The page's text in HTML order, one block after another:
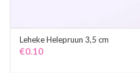
Leheke Helepruun 3,5 cm
€0.10